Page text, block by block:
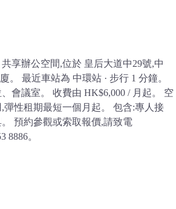
享辦公空間,位於 皇后大道中29號,中
。 最近車站為 中環站 · 步行 1 分鐘。
會議室。 收費由 HK$6,000 / 月起。 空
彈性租期最短一個月起。 包含:專人接
預約參觀或索取報價,請致電
8886。